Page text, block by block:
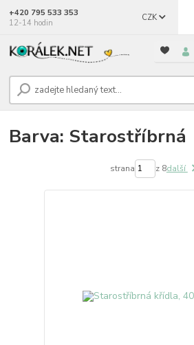
CZK
+420 795 533 353
12-14 hodin
Barva: Starostříbrná
strana z 8další